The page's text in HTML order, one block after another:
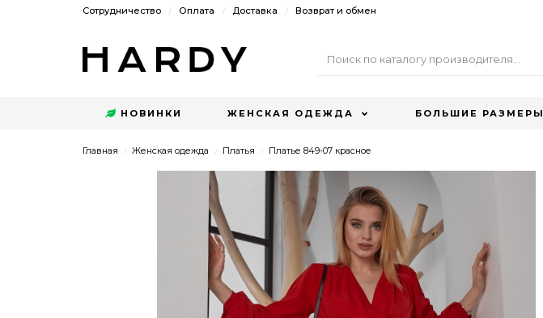
Сотрудничество Оплата Доставка Возврат и обмен
НОВИНКИ ЖЕНСКАЯ ОДЕЖДА БОЛЬШИЕ РАЗМЕРЫ
Главная Женская одежда Платья Платье 849-07 красное